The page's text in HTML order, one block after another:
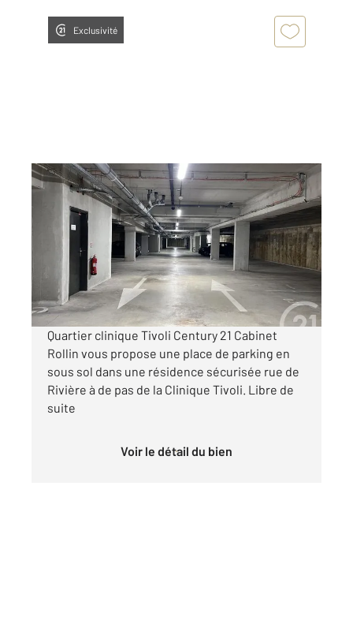
Exclusivité
BORDEAUX 33
12 m2
Ref : 26800
Parking à louer
95 €
par mois charges comprises
Quartier clinique Tivoli Century 21 Cabinet
Rollin vous propose une place de parking en
sous sol dans une résidence sécurisée rue de
Rivière à de pas de la Clinique Tivoli. Libre de
suite
Voir le détail du bien